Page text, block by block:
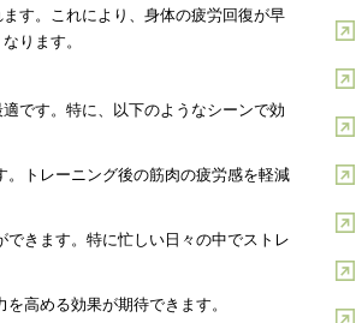
す。これにより、身体の疲労回復が早
ります。
です。特に、以下のようなシーンで効
トレーニング後の筋肉の疲労感を軽減
きます。特に忙しい日々の中でストレ
高める効果が期待できます。